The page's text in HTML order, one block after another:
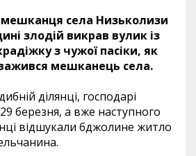
мешканця села Низьколизи
злодій викрав вулик із
з чужої пасіки, як
мешканець села.
ділянці, господарі
березня, а вже наступного
відшукали бджолине житло